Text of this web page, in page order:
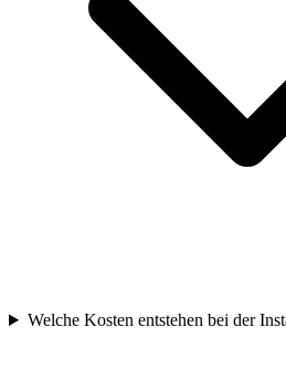
Welche Kosten entstehen bei der